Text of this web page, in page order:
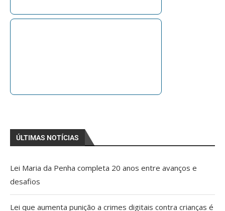
ÚLTIMAS NOTÍCIAS
Lei Maria da Penha completa 20 anos entre avanços e
desafios
Lei que aumenta punição a crimes digitais contra crianças é